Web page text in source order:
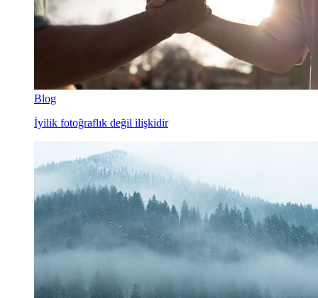
Blog
İyilik fotoğraflık değil ilişkidir